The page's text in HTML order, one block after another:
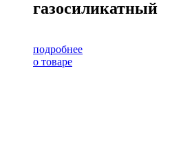
газосиликатный
подробнее
о товаре